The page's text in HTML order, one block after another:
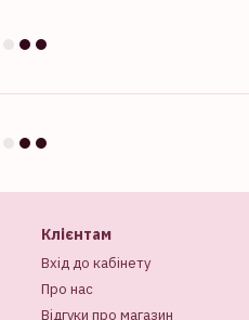
Клієнтам
Вхід до кабінету
Про нас
Відгуки про магазин